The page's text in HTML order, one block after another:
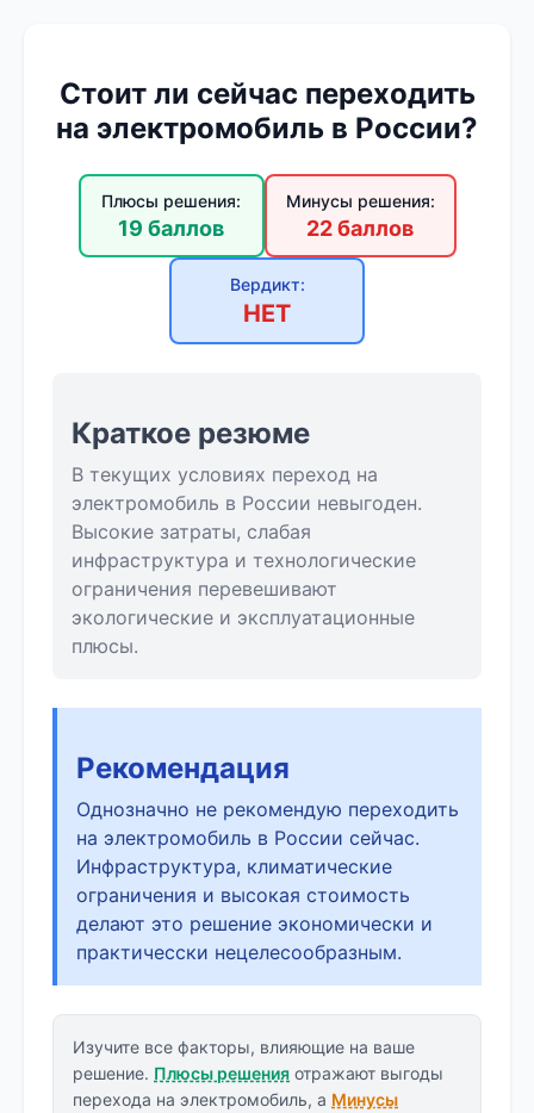
Стоит ли сейчас переходить
на электромобиль в России?
Плюсы решения:
19 баллов
Минусы решения:
22 баллов
Вердикт:
НЕТ
Краткое резюме
В текущих условиях переход на
электромобиль в России невыгоден.
Высокие затраты, слабая
инфраструктура и технологические
ограничения перевешивают
экологические и эксплуатационные
плюсы.
Рекомендация
Однозначно не рекомендую переходить
на электромобиль в России сейчас.
Инфраструктура, климатические
ограничения и высокая стоимость
делают это решение экономически и
практичесски нецелесообразным.
Изучите все факторы, влияющие на ваше
решение. Плюсы решения отражают выгоды
перехода на электромобиль, а Минусы